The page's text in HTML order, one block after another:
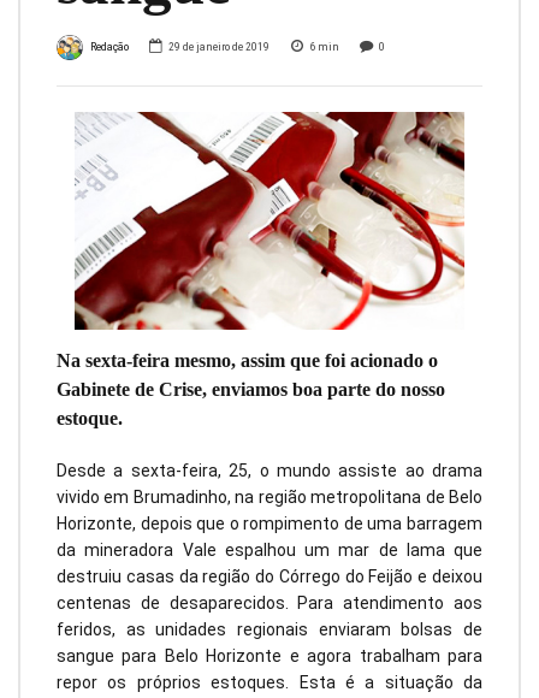
Redação 29 de janeiro de 2019 6 min 0
Na sexta-feira mesmo, assim que foi acionado o
Gabinete de Crise, enviamos boa parte do nosso
estoque.
Desde a sexta-feira, 25, o mundo assiste ao drama
vivido em Brumadinho, na região metropolitana de Belo
Horizonte, depois que o rompimento de uma barragem
da mineradora Vale espalhou um mar de lama que
destruiu casas da região do Córrego do Feijão e deixou
centenas de desaparecidos. Para atendimento aos
feridos, as unidades regionais enviaram bolsas de
sangue para Belo Horizonte e agora trabalham para
repor os próprios estoques. Esta é a situação da